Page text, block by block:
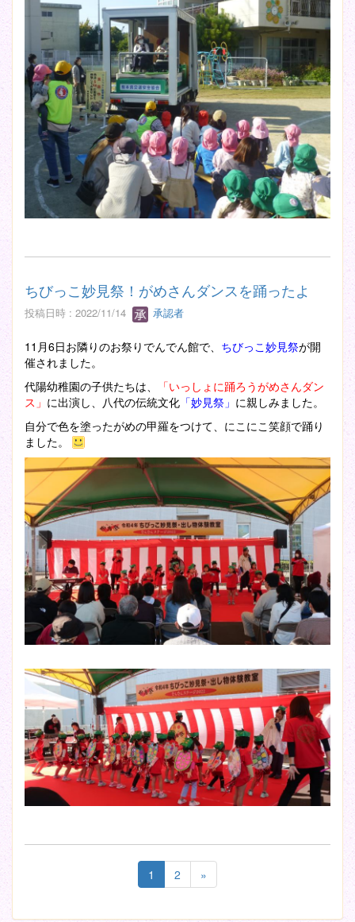
ちびっこ妙見祭！がめさんダンスを踊ったよ
投稿日時 : 2022/11/14 承認者
11月6日お隣りのお祭りでんでん館で、 ちびっこ妙見祭が開
催されました。
代陽幼稚園の子供たちは、
「いっしょに踊ろうがめさんダン
ス」 に出演し、八代の伝統文化 「妙見祭」 に親しみました。
自分で色を塗ったがめの甲羅をつけて、にこにこ笑顔で踊り
ました。
1 2 »